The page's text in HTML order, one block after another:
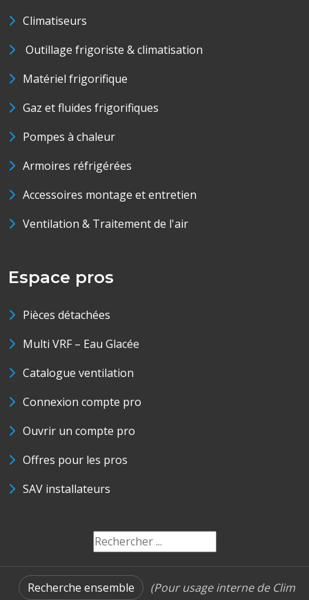
Climatiseurs
Outillage frigoriste & climatisation
Matériel frigorifique
Gaz et fluides frigorifiques
Pompes à chaleur
Armoires réfrigérées
Accessoires montage et entretien
Ventilation & Traitement de l'air
Espace pros
Pièces détachées
Multi VRF – Eau Glacée
Catalogue ventilation
Connexion compte pro
Ouvrir un compte pro
Offres pour les pros
SAV installateurs
Recherche ensemble (Pour usage interne de Clim